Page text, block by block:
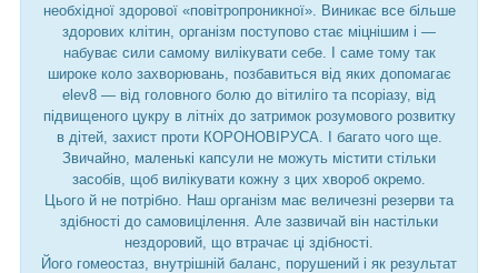
необхідної здорової «повітропроникної». Виникає все більше
здорових клітин, організм поступово стає міцнішим і —
набуває сили самому вилікувати себе. І саме тому так
широке коло захворювань, позбавиться від яких допомагає
elev8 — від головного болю до вітиліго та псоріазу, від
підвищеного цукру в літніх до затримок розумового розвитку
в дітей, захист проти КОРОНОВІРУСА. І багато чого ще.
Звичайно, маленькі капсули не можуть містити стільки
засобів, щоб вилікувати кожну з цих хвороб окремо.
Цього й не потрібно. Наш організм має величезні резерви та
здібності до самовицілення. Але зазвичай він настільки
нездоровий, що втрачає ці здібності.
Його гомеостаз, внутрішній баланс, порушений і як результат